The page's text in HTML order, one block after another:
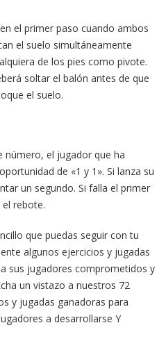
el primer paso cuando ambos
el suelo simultáneamente
de los pies como pivote.
soltar el balón antes de que
el suelo.
número, el jugador que ha
de «1 y 1». Si lanza su
un segundo. Si falla el primer
rebote.
que puedas seguir con tu
algunos ejercicios y jugadas
sus jugadores comprometidos y
un vistazo a nuestros 72
y jugadas ganadoras para
a desarrollarse Y